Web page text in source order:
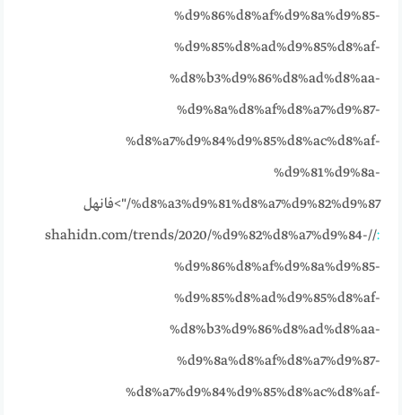
%d9%86%d8%af%d9%8a%d9%85-
%d9%85%d8%ad%d9%85%d8%af-
%d8%b3%d9%86%d8%ad%d8%aa-
%d9%8a%d8%af%d8%a7%d9%87-
%d8%a7%d9%84%d9%85%d8%ac%d8%af-
%d9%81%d9%8a-
%d8%a3%d9%81%d8%a7%d9%82%d9%87/">فانهل
:
//shahidn.com/trends/2020/%d9%82%d8%a7%d9%84-
%d9%86%d8%af%d9%8a%d9%85-
%d9%85%d8%ad%d9%85%d8%af-
%d8%b3%d9%86%d8%ad%d8%aa-
%d9%8a%d8%af%d8%a7%d9%87-
%d8%a7%d9%84%d9%85%d8%ac%d8%af-